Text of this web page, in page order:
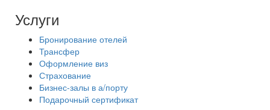
Услуги
Бронирование отелей
Трансфер
Оформление виз
Страхование
Бизнес-залы в а/порту
Подарочный сертификат